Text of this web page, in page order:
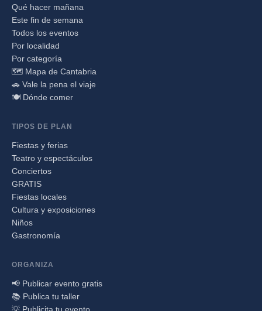
Qué hacer mañana
Este fin de semana
Todos los eventos
Por localidad
Por categoría
🗺️ Mapa de Cantabria
🚗 Vale la pena el viaje
🍽️ Dónde comer
TIPOS DE PLAN
Fiestas y ferias
Teatro y espectáculos
Conciertos
GRATIS
Fiestas locales
Cultura y exposiciones
Niños
Gastronomía
ORGANIZA
📢 Publicar evento gratis
📚 Publica tu taller